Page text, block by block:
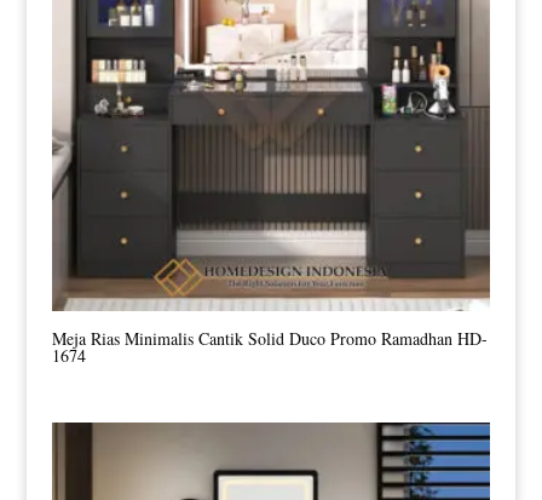
Meja Rias Minimalis Cantik Solid Duco Promo Ramadhan HD-
1674